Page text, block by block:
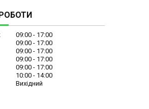
09:00
17:00
09:00
17:00
09:00
17:00
09:00
17:00
09:00
17:00
10:00
14:00
Вихідний